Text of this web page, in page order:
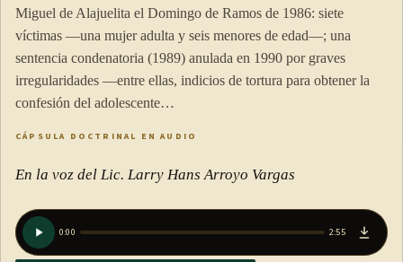
Miguel de Alajuelita el Domingo de Ramos de 1986: siete
víctimas —una mujer adulta y seis menores de edad—; una
sentencia condenatoria (1989) anulada en 1990 por graves
irregularidades —entre ellas, indicios de tortura para obtener la
confesión del adolescente…
CÁPSULA DOCTRINAL EN AUDIO
En la voz del Lic. Larry Hans Arroyo Vargas
0:00 2:55